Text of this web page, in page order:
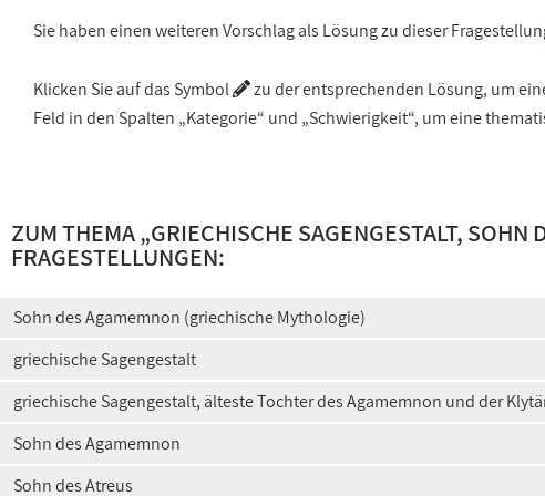
Sie haben einen weiteren Vorschlag als Lösung zu dieser
Klicken Sie auf das Symbol
zu der entsprechenden Lösung, um
Feld in den Spalten „Kategorie“ und „Schwierigkeit“, um eine
ZUM THEMA „GRIECHISCHE SAGENGESTALT, SOHN
FRAGESTELLUNGEN:
Sohn des Agamemnon (griechische Mythologie)
griechische Sagengestalt
griechische Sagengestalt, älteste Tochter des Agamemnon und der
Sohn des Agamemnon
Sohn des Atreus